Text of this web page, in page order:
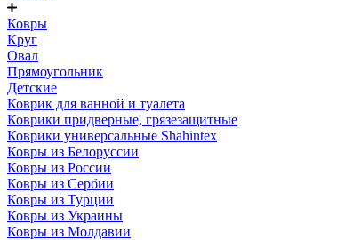
Ковры
Круг
Овал
Прямоугольник
Детские
Коврик для ванной и туалета
Коврики придверные, грязезащитные
Коврики универсальные Shahintex
Ковры из Белоруссии
Ковры из России
Ковры из Сербии
Ковры из Турции
Ковры из Украины
Ковры из Молдавии